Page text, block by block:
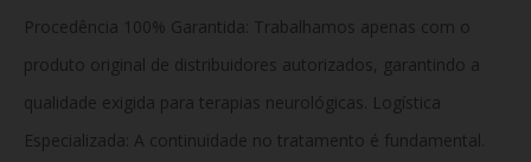
Procedência 100% Garantida: Trabalhamos apenas com o
produto original de distribuidores autorizados, garantindo a
qualidade exigida para terapias neurológicas. Logística
Especializada: A continuidade no tratamento é fundamental.